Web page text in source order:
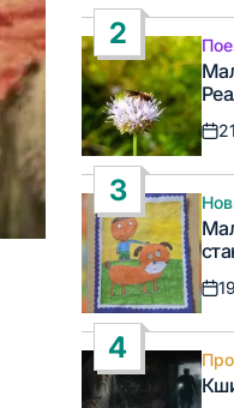
2
у
3
у
4
у